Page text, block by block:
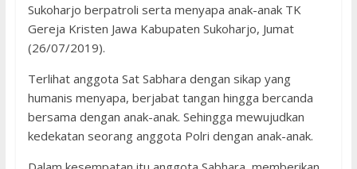
Sukoharjo berpatroli serta menyapa anak-anak TK
Gereja Kristen Jawa Kabupaten Sukoharjo, Jumat
(26/07/2019).
Terlihat anggota Sat Sabhara dengan sikap yang
humanis menyapa, berjabat tangan hingga bercanda
bersama dengan anak-anak. Sehingga mewujudkan
kedekatan seorang anggota Polri dengan anak-anak.